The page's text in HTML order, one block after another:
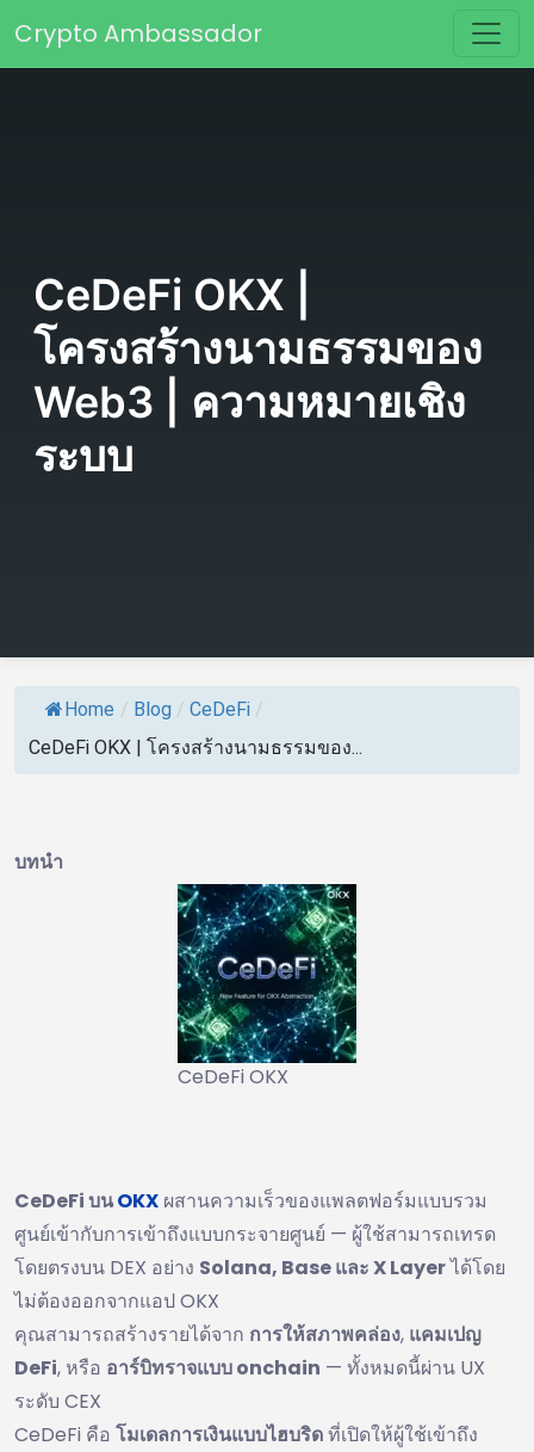
Main Navigation
Crypto Ambassador
CeDeFi OKX |
โครงสร้างนามธรรมของ
Web3 | ความหมายเชิง
ระบบ
Home / Blog / CeDeFi /
CeDeFi OKX | โครงสร้างนามธรรมของ...
บทนำ
CeDeFi OKX
CeDeFi บนOKX ผสานความเร็วของแพลตฟอร์มแบบรวม
ศูนย์เข้ากับการเข้าถึงแบบกระจายศูนย์ — ผู้ใช้สามารถเทรด
โดยตรงบน DEX อย่าง Solana, Base และ X Layerได้โดย
ไม่ต้องออกจากแอป OKX
คุณสามารถสร้างรายได้จาก การให้สภาพคล่อง, แคมเปญ
DeFi, หรือ อาร์บิทราจแบบ onchain — ทั้งหมดนี้ผ่าน UX
ระดับ CEX
CeDeFi คือ โมเดลการเงินแบบไฮบริดที่เปิดให้ผู้ใช้เข้าถึง